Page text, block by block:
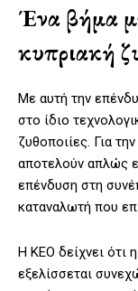
Ένα βήμα
κυπριακή
Με αυτή την
στο ίδιο
ζυθοποιίες. Για
αποτελούν απλώς
επένδυση στη
καταναλωτή που
Η ΚΕΟ δείχνει ότι
εξελίσσεται